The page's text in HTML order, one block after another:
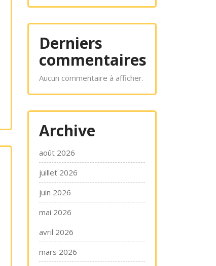
Derniers
commentaires
Aucun commentaire à afficher.
Archive
août 2026
juillet 2026
juin 2026
mai 2026
avril 2026
mars 2026